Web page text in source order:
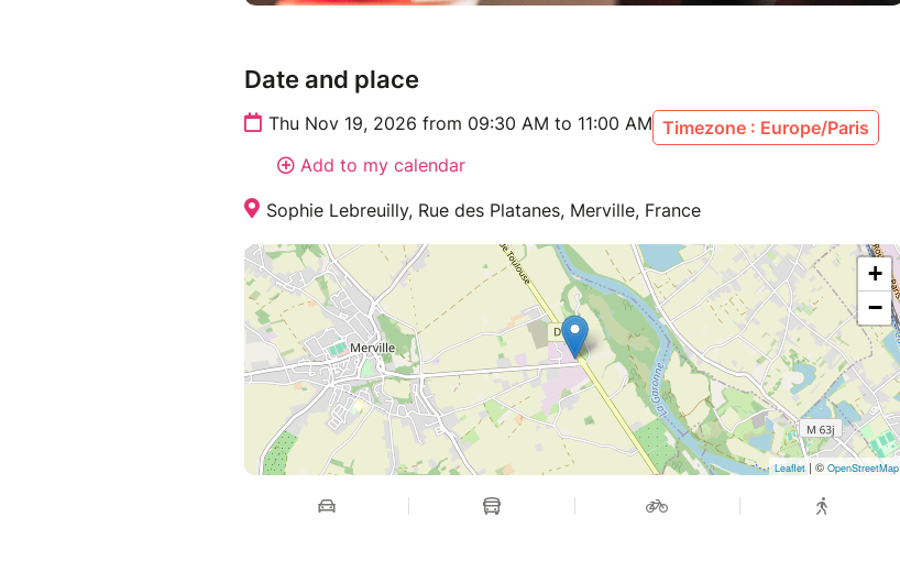
Date and place
Thu Nov 19, 2026 from 09:30 AM to 11:00 AM Timezone : Europe/Paris
Add to my calendar
Sophie Lebreuilly, Rue des Platanes, Merville, France
+
−
Leaflet| © OpenStreetMap